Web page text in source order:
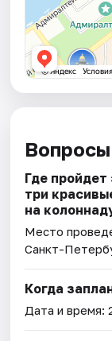
Где
три
на
Место
Санкт-
Когда
Дата и время: